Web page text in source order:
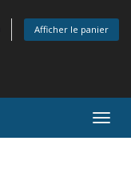
Afficher le panier